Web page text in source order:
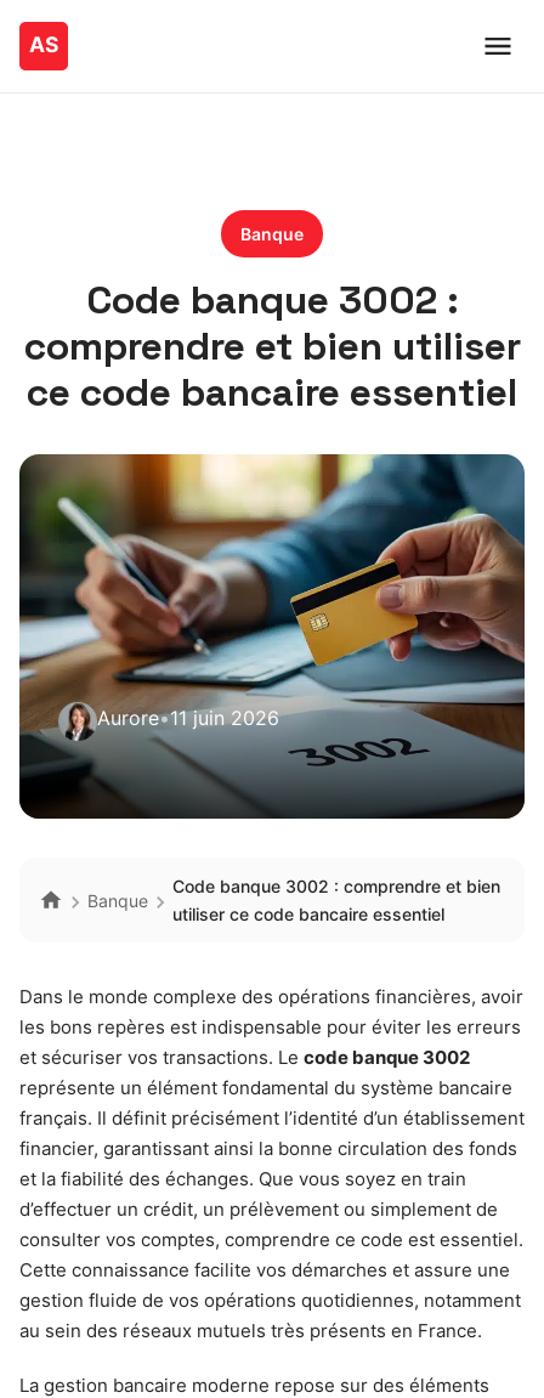
Banque
Code banque 3002 :
comprendre et bien utiliser
ce code bancaire essentiel
Aurore•11 juin 2026
Banque
Code banque 3002 : comprendre et bien
utiliser ce code bancaire essentiel
Dans le monde complexe des opérations financières, avoir
les bons repères est indispensable pour éviter les erreurs
et sécuriser vos transactions. Le code banque 3002
représente un élément fondamental du système bancaire
français. Il définit précisément l’identité d’un établissement
financier, garantissant ainsi la bonne circulation des fonds
et la fiabilité des échanges. Que vous soyez en train
d’effectuer un crédit, un prélèvement ou simplement de
consulter vos comptes, comprendre ce code est essentiel.
Cette connaissance facilite vos démarches et assure une
gestion fluide de vos opérations quotidiennes, notamment
au sein des réseaux mutuels très présents en France.
La gestion bancaire moderne repose sur des éléments